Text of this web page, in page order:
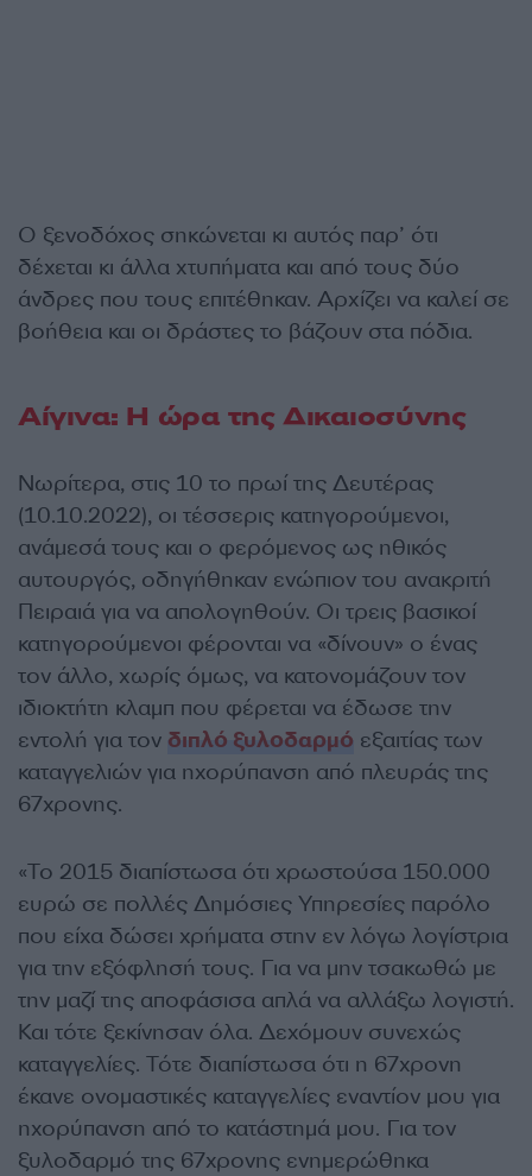
Ο ξενοδόχος σηκώνεται κι αυτός παρ’ ότι
δέχεται κι άλλα χτυπήματα και από τους δύο
άνδρες που τους επιτέθηκαν. Αρχίζει να καλεί σε
βοήθεια και οι δράστες το βάζουν στα πόδια.
Αίγινα: Η ώρα της Δικαιοσύνης
Νωρίτερα, στις 10 το πρωί της Δευτέρας
(10.10.2022), οι τέσσερις κατηγορούμενοι,
ανάμεσά τους και ο φερόμενος ως ηθικός
αυτουργός, οδηγήθηκαν ενώπιον του ανακριτή
Πειραιά για να απολογηθούν. Οι τρεις βασικοί
κατηγορούμενοι φέρονται να «δίνουν» ο ένας
τον άλλο, χωρίς όμως, να κατονομάζουν τον
ιδιοκτήτη κλαμπ που φέρεται να έδωσε την
εντολή για τον διπλό ξυλοδαρμό εξαιτίας των
καταγγελιών για ηχορύπανση από πλευράς της
67χρονης.
«Το 2015 διαπίστωσα ότι χρωστούσα 150.000
ευρώ σε πολλές Δημόσιες Υπηρεσίες παρόλο
που είχα δώσει χρήματα στην εν λόγω λογίστρια
για την εξόφλησή τους. Για να μην τσακωθώ με
την μαζί της αποφάσισα απλά να αλλάξω λογιστή.
Και τότε ξεκίνησαν όλα. Δεχόμουν συνεχώς
καταγγελίες. Τότε διαπίστωσα ότι η 67χρονη
έκανε ονομαστικές καταγγελίες εναντίον μου για
ηχορύπανση από το κατάστημά μου. Για τον
ξυλοδαρμό της 67χρονης ενημερώθηκα